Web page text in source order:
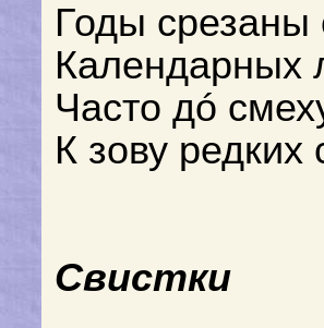
Годы срезаны
Календарных
Часто дó
К зову редких
Свистки